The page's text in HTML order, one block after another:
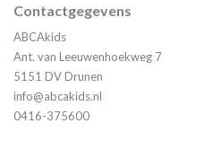
Contactgegevens
ABCAkids
Ant. van Leeuwenhoekweg 7
5151 DV Drunen
info@abcakids.nl
0416-375600